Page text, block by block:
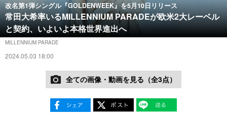
改名第1弾シングル『GOLDENWEEK』を5月10日リリース
常田大希率いるMILLENNIUM PARADEが欧米2大レーベル
と契約、いよいよ本格世界進出へ
MILLENNIUM PARADE
2024.05.03 18:00
全ての画像・動画を見る（全3点）